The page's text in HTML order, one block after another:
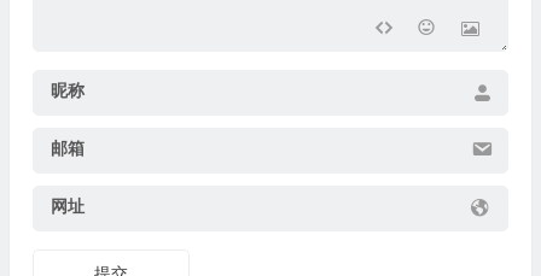
昵称
邮箱
网址